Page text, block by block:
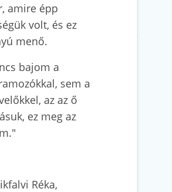
amire épp
volt, és ez
menő.
bajom a
sem a
az az ő
ez meg az
Réka,